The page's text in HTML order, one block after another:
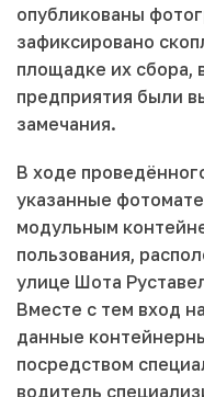
опубликованы
зафиксировано
площадке их сбора,
предприятия были
замечания.
В ходе
указанные
модульным
пользования,
улице Шота
Вместе с тем вход
данные
посредством
водитель